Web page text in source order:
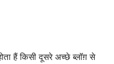
हैं किसी दूसरे अच्छे ब्लॉग़ से